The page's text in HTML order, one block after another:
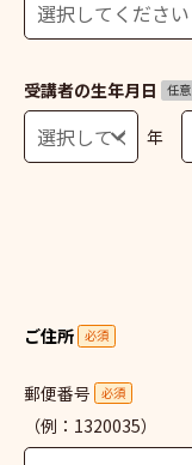
受講者の生年月日 任意
年
ご住所 必須
郵便番号 必須
（例：1320035）